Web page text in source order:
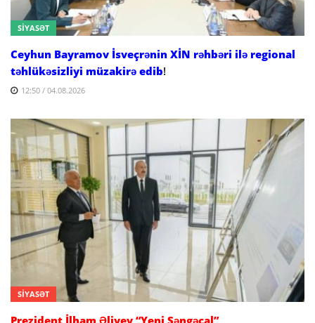
SİYASƏT
Ceyhun Bayramov İsveçrənin XİN rəhbəri ilə regional
təhlükəsizliyi müzakirə edib!
12:50 / 04.08.2026
SİYASƏT
Prezident İlham Əliyev “Yeni Səngəçal”